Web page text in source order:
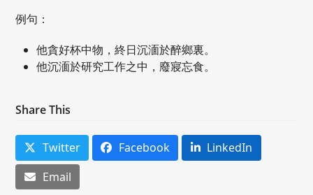
例句：
他貪好杯中物，終日沉湎於醉鄉裏。
他沉湎於研究工作之中，廢寢忘食。
Share This
Twitter Facebook
LinkedIn
Email